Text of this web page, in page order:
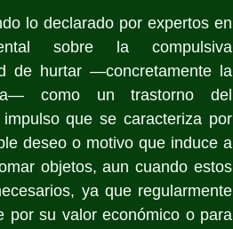
lo declarado por expertos en
sobre la compulsiva
de hurtar —concretamente la
como un trastorno del
que se caracteriza por
deseo o motivo que induce a
objetos, aun cuando estos
ya que regularmente
por su valor económico o para